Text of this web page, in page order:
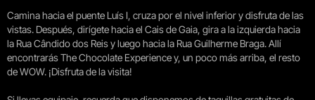
Camina hacia el puente Luís I, cruza por el nivel inferior y disfruta de las
vistas. Después, dirígete hacia el Cais de Gaia, gira a la izquierda hacia
la Rua Cândido dos Reis y luego hacia la Rua Guilherme Braga. Allí
encontrarás The Chocolate Experience y, un poco más arriba, el resto
de WOW. ¡Disfruta de la visita!